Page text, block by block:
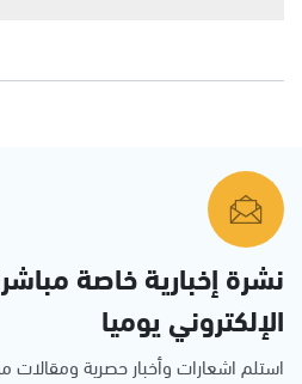
نشرة إخبارية خاصة
الإلكتروني يوميا
استلم اشعارات وأخبار حصرية